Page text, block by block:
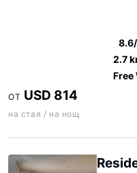
2.7
Free
ОТ USD 814
на стая / на нощ